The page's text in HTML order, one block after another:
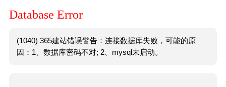
Database Error
(1040) 365建站错误警告：连接数据库失败，可能的原
因：1、数据库密码不对; 2、mysql未启动。